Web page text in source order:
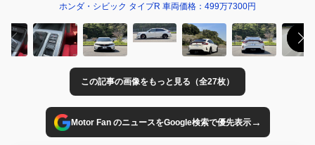
ホンダ・シビック タイプR 車両価格：499万7300円
この記事の画像をもっと見る（全27枚）
Motor Fan のニュースをGoogle検索で優先表示→